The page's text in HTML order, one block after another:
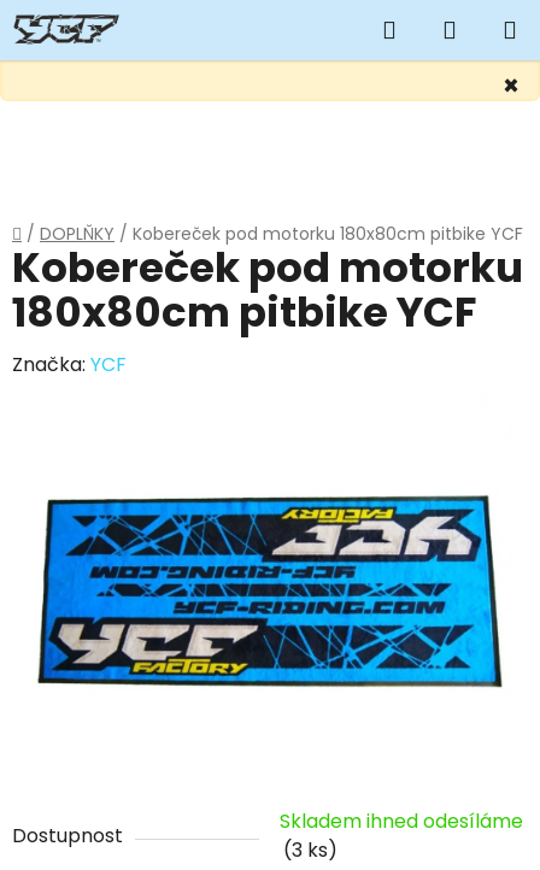
×
Hledat
KOŠÍK
Domů
/ DOPLŇKY / Kobereček pod motorku 180x80cm pitbike YCF
Dostupnost
Skladem ihned odesíláme
(3 ks)
Kobereček pod motorku
180x80cm pitbike YCF
Značka: YCF